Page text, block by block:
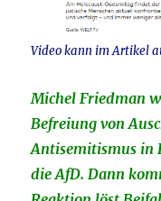
Video kann im Artikel
Michel Friedman
Befreiung von
Antisemitismus in
die AfD. Dann